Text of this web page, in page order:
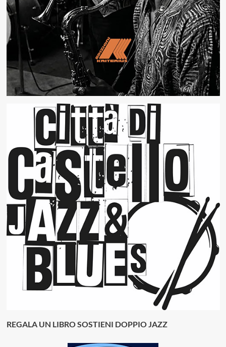
REGALA UN LIBRO SOSTIENI DOPPIO JAZZ